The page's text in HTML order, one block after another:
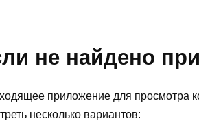
не найдено
приложение для просмотра
несколько вариантов: